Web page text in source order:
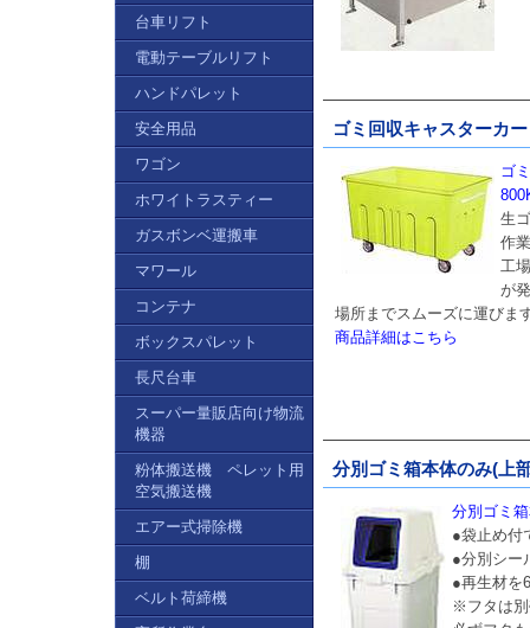
ゴミ回収キャスターカ
ゴ
生
作
工
が
場所までスムーズに運びま
商品詳細はこちら
分別ゴミ箱本体のみ(上
分別ゴミ
●袋止め付
●分別シー
●再生材を
※フタは別
台車リフト
電動テーブルリフト
ハンドパレット
安全用品
ワゴン
ホワイトラスティー
ガスボンベ運搬車
マワール
コンテナ
ボックスパレット
長尺台車
スーパー量販店向け物流
機器
粉体搬送機 ペレット用
空気搬送機
エアー式掃除機
棚
ベルト荷締機